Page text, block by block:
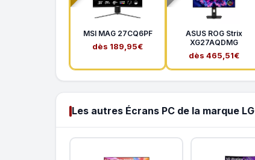
MSI MAG 27CQ6PF
dès 189,95€
ASUS ROG Strix
XG27AQDMG
dès 465,51€
Les autres Écrans PC de la marque LG